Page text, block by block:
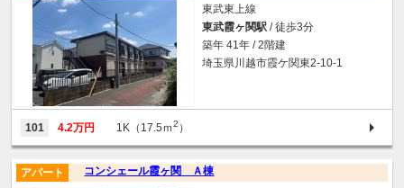
東武東上線
東武霞ヶ関駅 / 徒歩3分
築年 41年 / 2階建
埼玉県川越市霞ケ関東2-10-1
101 4.2万円 1K（17.5ｍ2 ）
コンシェール霞ヶ関 Ａ棟
アパート